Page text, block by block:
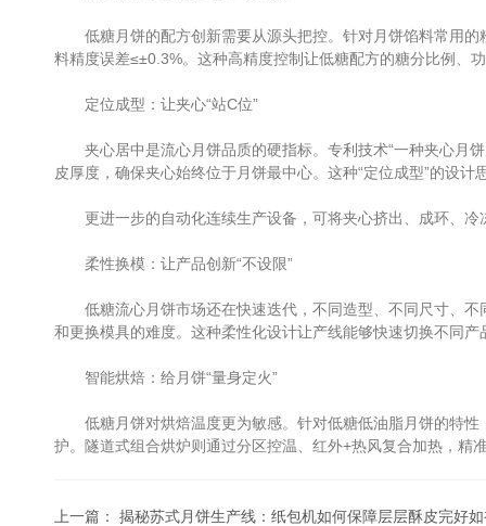
低糖月饼的配方创新需要从源头把控。针对月饼馅料常用的
料精度误差≤±0.3%。这种高精度控制让低糖配方的糖分比例、
定位成型：让夹心“站C位”
夹心居中是流心月饼品质的硬指标。专利技术“一种夹心月
皮厚度，确保夹心始终位于月饼最中心。这种“定位成型”的设
更进一步的自动化连续生产设备，可将夹心挤出、成环、冷
柔性换模：让产品创新“不设限”
低糖流心月饼市场还在快速迭代，不同造型、不同尺寸、不
和更换模具的难度。这种柔性化设计让产线能够快速切换不同
智能烘焙：给月饼“量身定火”
低糖月饼对烘焙温度更为敏感。针对低糖低油脂月饼的特性
护。隧道式组合烘炉则通过分区控温、红外+热风复合加热，精
上一篇： 揭秘苏式月饼生产线：纸包机如何保障层层酥皮完好